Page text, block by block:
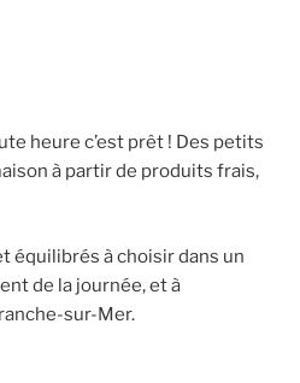
heure c’est prêt ! Des petits
à partir de produits frais,
équilibrés à choisir dans un
de la journée, et à
sur-Mer.